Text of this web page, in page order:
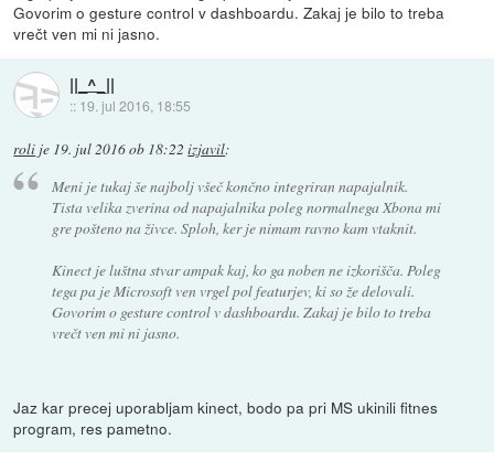
Govorim o gesture control v dashboardu. Zakaj je bilo to treba
vrečt ven mi ni jasno.
||_^_||
:: 19. jul 2016, 18:55
roli je 19. jul 2016 ob 18:22 izjavil:
Meni je tukaj še najbolj všeč končno integriran napajalnik.
Tista velika zverina od napajalnika poleg normalnega Xbona mi
gre pošteno na živce. Sploh, ker je nimam ravno kam vtaknit.
Kinect je luštna stvar ampak kaj, ko ga noben ne izkorišča. Poleg
tega pa je Microsoft ven vrgel pol featurjev, ki so že delovali.
Govorim o gesture control v dashboardu. Zakaj je bilo to treba
vrečt ven mi ni jasno.
Jaz kar precej uporabljam kinect, bodo pa pri MS ukinili fitnes
program, res pametno.